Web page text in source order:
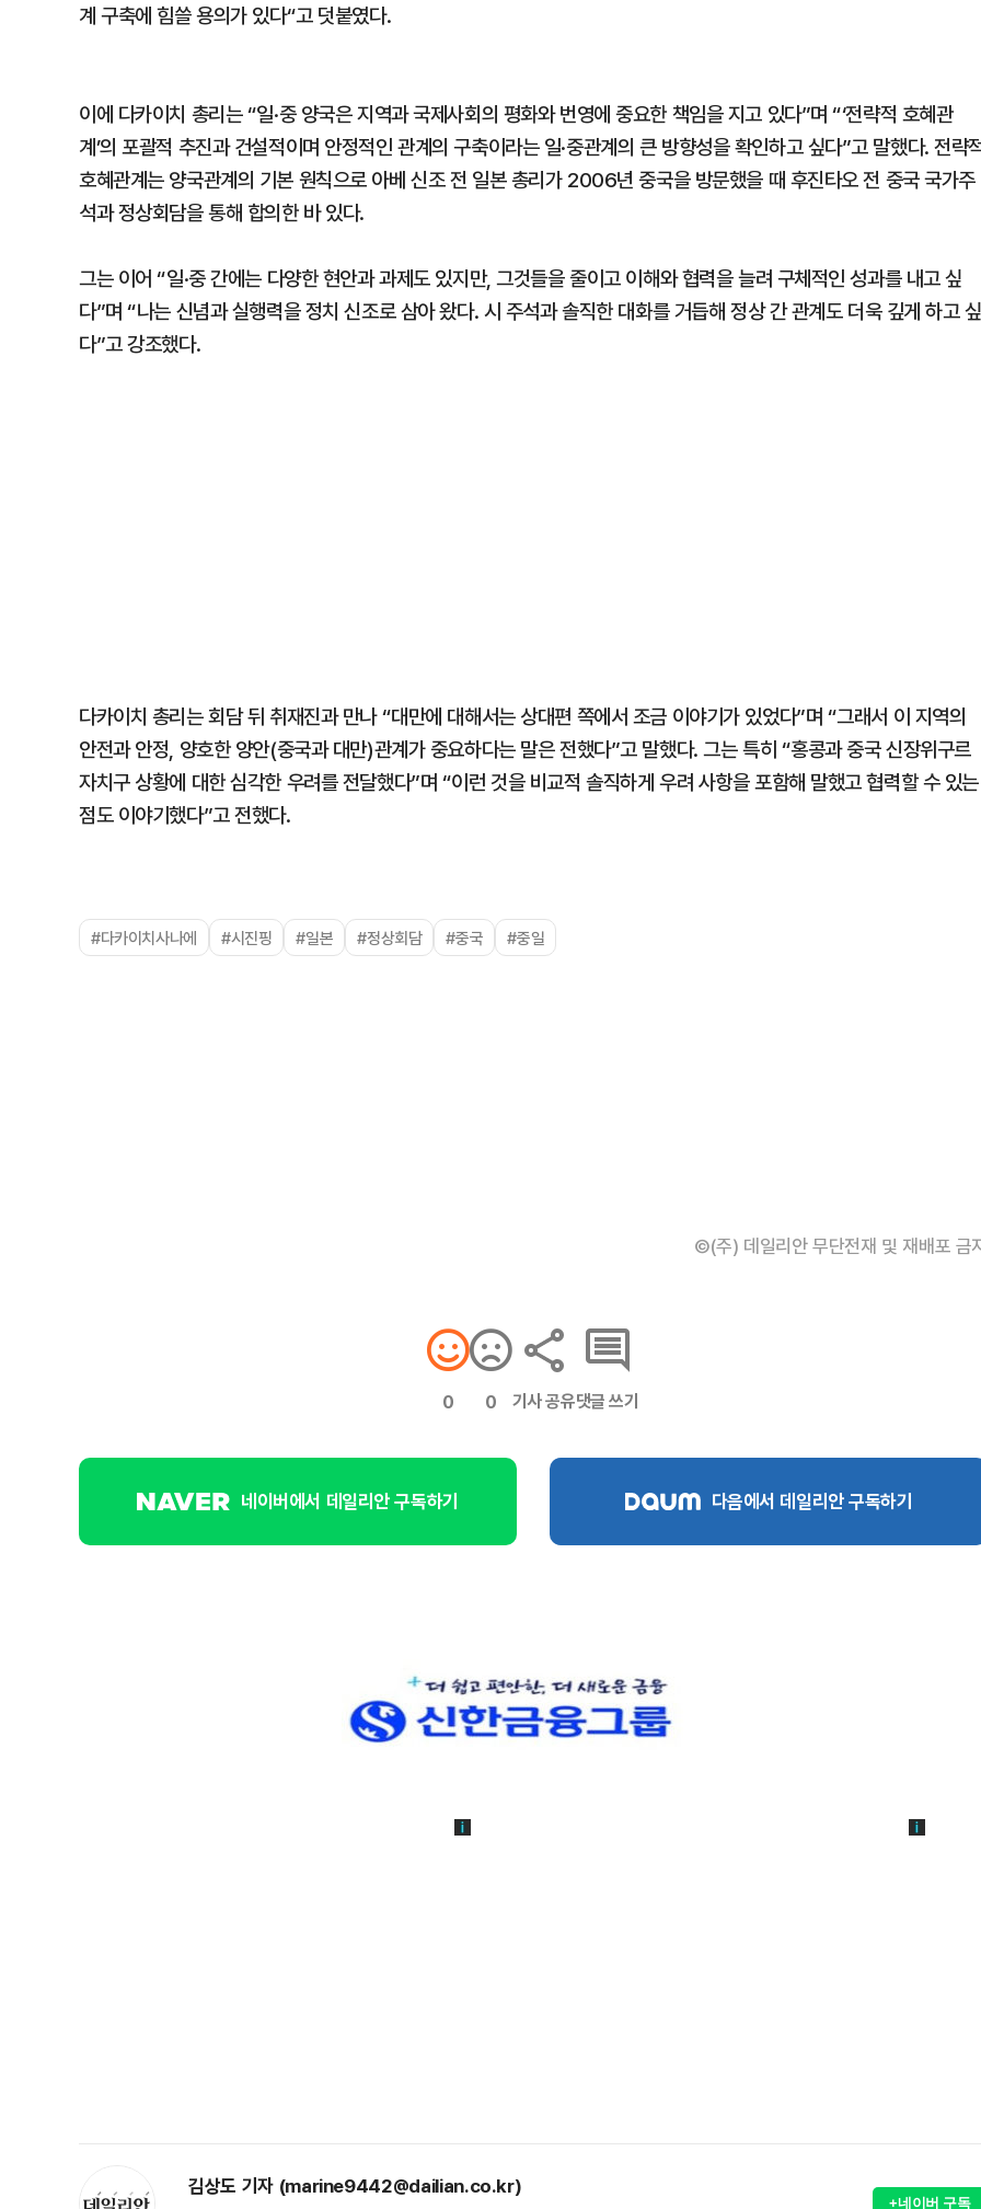
계 구축에 힘쓸 용의가 있다“고 덧붙였다.
이에 다카이치 총리는 “일·중 양국은 지역과 국제사회의 평화와 번영에 중요한 책임을 지고 있다”며 “‘전략적 호혜관
계’의 포괄적 추진과 건설적이며 안정적인 관계의 구축이라는 일·중관계의 큰 방향성을 확인하고 싶다”고 말했다. 전략
호혜관계는 양국관계의 기본 원칙으로 아베 신조 전 일본 총리가 2006년 중국을 방문했을 때 후진타오 전 중국 국가주
석과 정상회담을 통해 합의한 바 있다.
그는 이어 “일·중 간에는 다양한 현안과 과제도 있지만, 그것들을 줄이고 이해와 협력을 늘려 구체적인 성과를 내고 싶
다”며 “나는 신념과 실행력을 정치 신조로 삼아 왔다. 시 주석과 솔직한 대화를 거듭해 정상 간 관계도 더욱 깊게 하고 싶
다”고 강조했다.
다카이치 총리는 회담 뒤 취재진과 만나 “대만에 대해서는 상대편 쪽에서 조금 이야기가 있었다”며 “그래서 이 지역의
안전과 안정, 양호한 양안(중국과 대만)관계가 중요하다는 말은 전했다”고 말했다. 그는 특히 “홍콩과 중국 신장위구르
자치구 상황에 대한 심각한 우려를 전달했다”며 “이런 것을 비교적 솔직하게 우려 사항을 포함해 말했고 협력할 수 있는
점도 이야기했다”고 전했다.
#다카이치사나에 #시진핑 #일본 #정상회담 #중국 #중일
©(주) 데일리안 무단전재 및 재배포 금
0 0 기사 공유댓글 쓰기
네이버에서 데일리안 구독하기 다음에서 데일리안 구독하기
김상도 기자 (marine9442@dailian.co.kr)
+네이버 구독